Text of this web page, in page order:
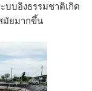
บบอิงธรรมชาติเกิด
มัยมากขึ้น